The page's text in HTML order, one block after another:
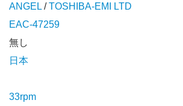
ANGEL/TOSHIBA-EMI LTD
EAC-47259
無し
日本
33rpm